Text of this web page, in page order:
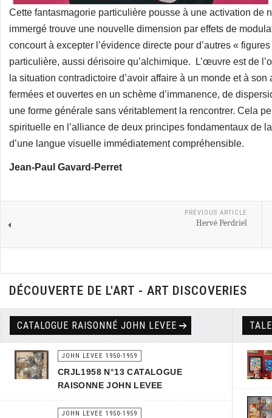
Cette fantasmagorie particulière pousse à une activation de
immergé trouve une nouvelle dimension par effets de
concourt à excepter l’évidence directe pour d’autres «
particulière, aussi dérisoire qu’alchimique. L’œuvre est de
la situation contradictoire d’avoir affaire à un monde et à
fermées et ouvertes en un schème d’immanence, de
une forme générale sans véritablement la rencontrer. Cela
spirituelle en l’alliance de deux principes fondamentaux de
d’une langue visuelle immédiatement compréhensible.
Jean-Paul Gavard-Perret
PREVIOUS ARTICLE
Hervé Perdriel
DÉCOUVERTE DE L'ART - ART DISCOVERIES
CATALOGUE RAISONNÉ JOHN LEVEE
JOHN LEVEE 1950-1959
CRJL1958 N°13 CATALOGUE
RAISONNE JOHN LEVEE
JOHN LEVEE 1950-1959